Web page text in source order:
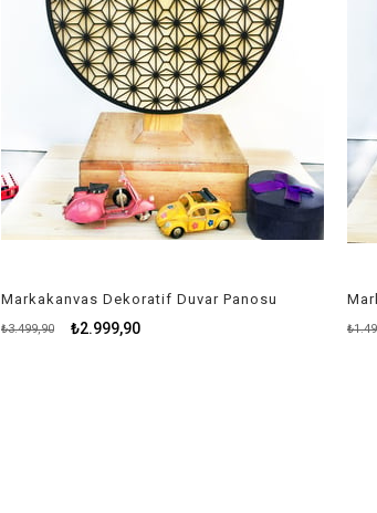
Markakanvas Dekoratif Duvar Panosu
₺2.999,90
₺3.499,90